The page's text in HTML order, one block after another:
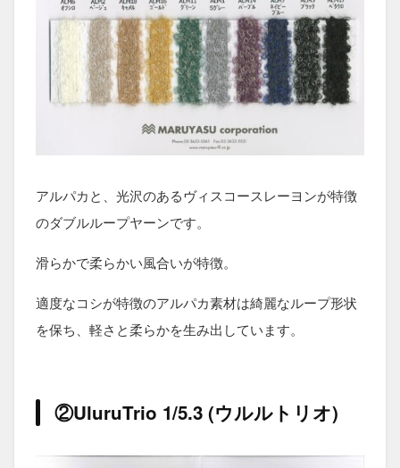
アルパカと、光沢のあるヴィスコースレーヨンが特徴
のダブルループヤーンです。
滑らかで柔らかい風合いが特徴。
適度なコシが特徴のアルパカ素材は綺麗なループ形状
を保ち、軽さと柔らかを生み出しています。
②UluruTrio 1/5.3 (ウルルトリオ)